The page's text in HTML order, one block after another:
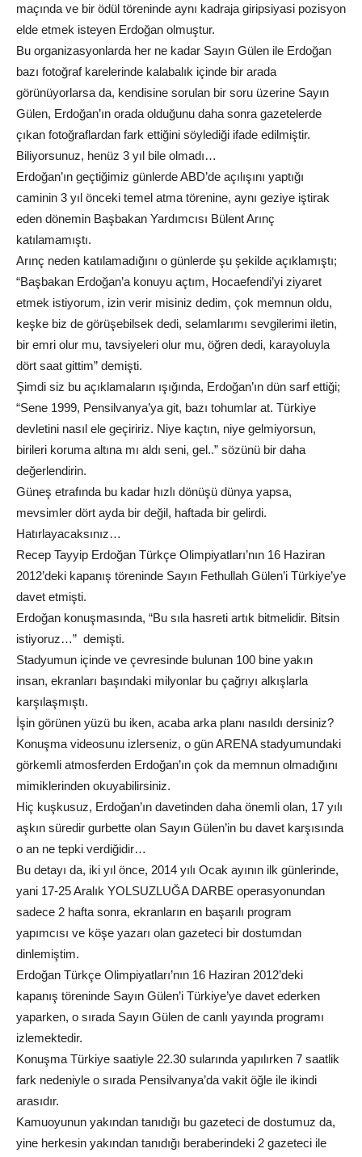
maçında ve bir ödül töreninde aynı kadraja giripsiyasi pozisyon
elde etmek isteyen Erdoğan olmuştur.
Bu organizasyonlarda her ne kadar Sayın Gülen ile Erdoğan
bazı fotoğraf karelerinde kalabalık içinde bir arada
görünüyorlarsa da, kendisine sorulan bir soru üzerine Sayın
Gülen, Erdoğan’ın orada olduğunu daha sonra gazetelerde
çıkan fotoğraflardan fark ettiğini söylediği ifade edilmiştir.
Biliyorsunuz, henüz 3 yıl bile olmadı…
Erdoğan’ın geçtiğimiz günlerde ABD’de açılışını yaptığı
caminin 3 yıl önceki temel atma törenine, aynı geziye iştirak
eden dönemin Başbakan Yardımcısı Bülent Arınç
katılamamıştı.
Arınç neden katılamadığını o günlerde şu şekilde açıklamıştı;
“Başbakan Erdoğan’a konuyu açtım, Hocaefendi’yi ziyaret
etmek istiyorum, izin verir misiniz dedim, çok memnun oldu,
keşke biz de görüşebilsek dedi, selamlarımı sevgilerimi iletin,
bir emri olur mu, tavsiyeleri olur mu, öğren dedi, karayoluyla
dört saat gittim” demişti.
Şimdi siz bu açıklamaların ışığında, Erdoğan’ın dün sarf ettiği;
“Sene 1999, Pensilvanya’ya git, bazı tohumlar at. Türkiye
devletini nasıl ele geçiririz. Niye kaçtın, niye gelmiyorsun,
birileri koruma altına mı aldı seni, gel..” sözünü bir daha
değerlendirin.
Güneş etrafında bu kadar hızlı dönüşü dünya yapsa,
mevsimler dört ayda bir değil, haftada bir gelirdi.
Hatırlayacaksınız…
Recep Tayyip Erdoğan Türkçe Olimpiyatları’nın 16 Haziran
2012’deki kapanış töreninde Sayın Fethullah Gülen’i Türkiye’ye
davet etmişti.
Erdoğan konuşmasında, “Bu sıla hasreti artık bitmelidir. Bitsin
istiyoruz…” demişti.
Stadyumun içinde ve çevresinde bulunan 100 bine yakın
insan, ekranları başındaki milyonlar bu çağrıyı alkışlarla
karşılaşmıştı.
İşin görünen yüzü bu iken, acaba arka planı nasıldı dersiniz?
Konuşma videosunu izlerseniz, o gün ARENA stadyumundaki
görkemli atmosferden Erdoğan’ın çok da memnun olmadığını
mimiklerinden okuyabilirsiniz.
Hiç kuşkusuz, Erdoğan’ın davetinden daha önemli olan, 17 yılı
aşkın süredir gurbette olan Sayın Gülen’in bu davet karşısında
o an ne tepki verdiğidir…
Bu detayı da, iki yıl önce, 2014 yılı Ocak ayının ilk günlerinde,
yani 17-25 Aralık YOLSUZLUĞA DARBE operasyonundan
sadece 2 hafta sonra, ekranların en başarılı program
yapımcısı ve köşe yazarı olan gazeteci bir dostumdan
dinlemiştim.
Erdoğan Türkçe Olimpiyatları’nın 16 Haziran 2012’deki
kapanış töreninde Sayın Gülen’i Türkiye’ye davet ederken
yaparken, o sırada Sayın Gülen de canlı yayında programı
izlemektedir.
Konuşma Türkiye saatiyle 22.30 sularında yapılırken 7 saatlik
fark nedeniyle o sırada Pensilvanya’da vakit öğle ile ikindi
arasıdır.
Kamuoyunun yakından tanıdığı bu gazeteci de dostumuz da,
yine herkesin yakından tanıdığı beraberindeki 2 gazeteci ile